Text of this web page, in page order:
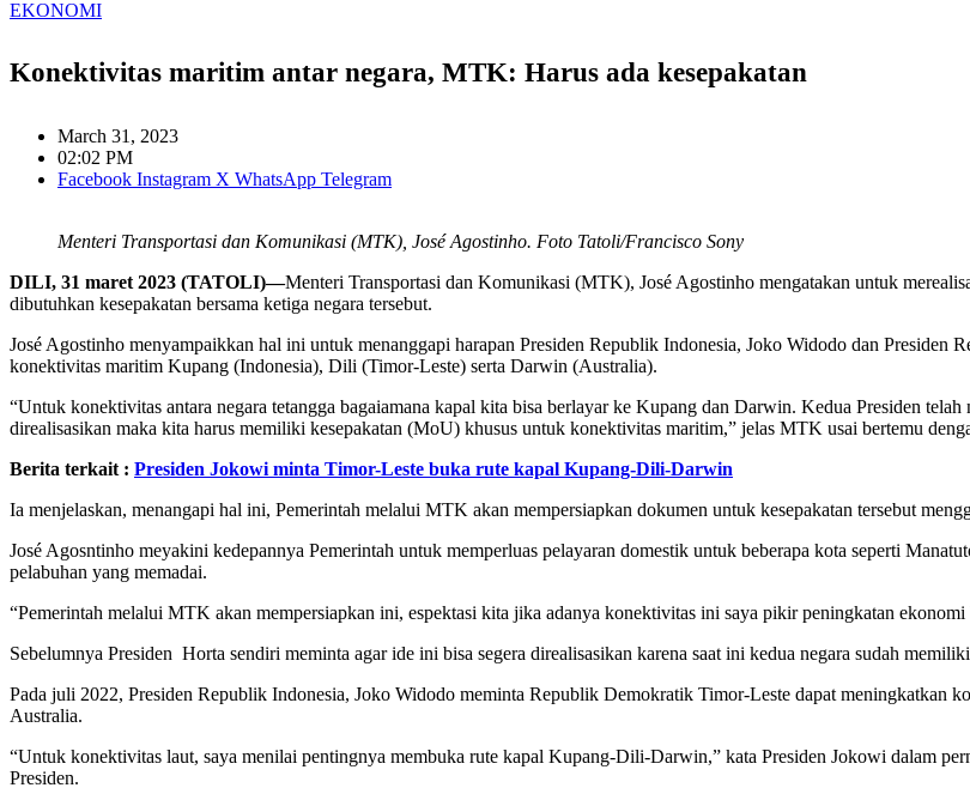
EKONOMI
Konektivitas maritim antar negara, MTK: Harus ada kesepakatan
March 31, 2023
02:02 PM
Facebook Instagram X WhatsApp Telegram
Menteri Transportasi dan Komunikasi (MTK), José Agostinho. Foto Tatoli/Francisco Sony
DILI, 31 maret 2023 (TATOLI)—Menteri Transportasi dan Komunikasi (MTK), José Agostinho mengatakan untuk
dibutuhkan kesepakatan bersama ketiga negara tersebut.
José Agostinho menyampaikkan hal ini untuk menanggapi harapan Presiden Republik Indonesia, Joko Widodo dan Presiden
konektivitas maritim Kupang (Indonesia), Dili (Timor-Leste) serta Darwin (Australia).
“Untuk konektivitas antara negara tetangga bagaiamana kapal kita bisa berlayar ke Kupang dan Darwin. Kedua Presiden
direalisasikan maka kita harus memiliki kesepakatan (MoU) khusus untuk konektivitas maritim,” jelas MTK usai bertemu
Berita terkait : Presiden Jokowi minta Timor-Leste buka rute kapal Kupang-Dili-Darwin
Ia menjelaskan, menangapi hal ini, Pemerintah melalui MTK akan mempersiapkan dokumen untuk kesepakatan tersebut
José Agosntinho meyakini kedepannya Pemerintah untuk memperluas pelayaran domestik untuk beberapa kota seperti
pelabuhan yang memadai.
“Pemerintah melalui MTK akan mempersiapkan ini, espektasi kita jika adanya konektivitas ini saya pikir peningkatan
Sebelumnya Presiden Horta sendiri meminta agar ide ini bisa segera direalisasikan karena saat ini kedua negara sudah
Pada juli 2022, Presiden Republik Indonesia, Joko Widodo meminta Republik Demokratik Timor-Leste dapat meningkatkan
Australia.
“Untuk konektivitas laut, saya menilai pentingnya membuka rute kapal Kupang-Dili-Darwin,” kata Presiden Jokowi dalam
Presiden.